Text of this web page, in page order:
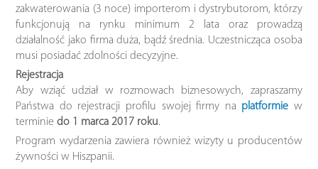
zakwaterowania (3 noce) importerom i dystrybutorom, którzy
funkcjonują na rynku minimum 2 lata oraz prowadzą
działalność jako firma duża, bądź średnia. Uczestnicząca osoba
musi posiadać zdolności decyzyjne.
Rejestracja
Aby wziąć udział w rozmowach biznesowych, zapraszamy
Państwa do rejestracji profilu swojej firmy na platformie w
terminiedo 1 marca 2017 roku.
Program wydarzenia zawiera również wizyty u producentów
żywności w Hiszpanii.